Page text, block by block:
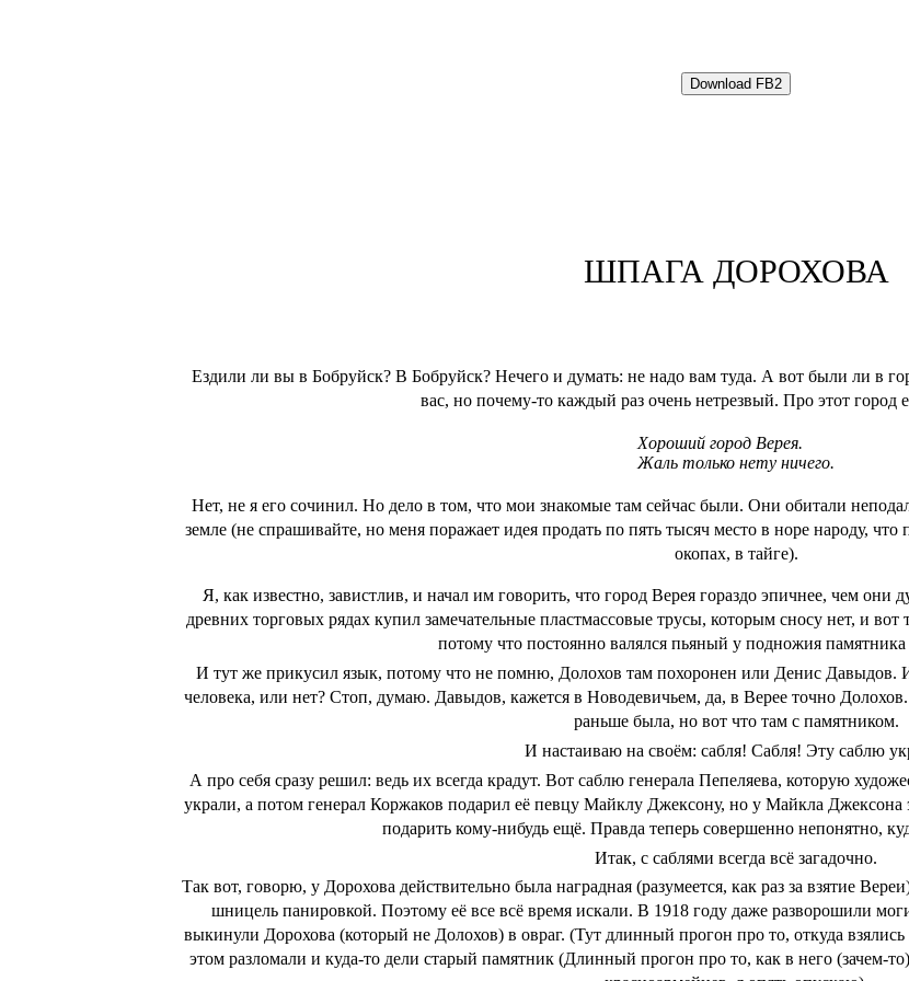
ШПАГА ДОРОХОВА
Ездили ли вы в Бобруйск? В Бобруйск? Нечего и думать: не надо вам туда. А вот были ли в
вас, но почему-то каждый раз очень нетрезвый. Про этот город
Хороший город Верея.
Жаль только нету ничего.
Нет, не я его сочинил. Но дело в том, что мои знакомые там сейчас были. Они обитали
земле (не спрашивайте, но меня поражает идея продать по пять тысяч место в норе народу,
окопах, в тайге).
Я, как известно, завистлив, и начал им говорить, что город Верея гораздо эпичнее, чем они
древних торговых рядах купил замечательные пластмассовые трусы, которым сносу нет, и
потому что постоянно валялся пьяный у подножия
И тут же прикусил язык, потому что не помню, Долохов там похоронен или Денис Давыдов.
человека, или нет? Стоп, думаю. Давыдов, кажется в Новодевичьем, да, в Верее точно
раньше была, но вот что там с памятником.
И настаиваю на своём: сабля! Сабля! Эту саблю
А про себя сразу решил: ведь их всегда крадут. Вот саблю генерала Пепеляева, которую
украли, а потом генерал Коржаков подарил её певцу Майклу Джексону, но у Майкла
подарить кому-нибудь ещё. Правда теперь совершенно непонятно,
Итак, с саблями всегда всё загадочно.
Так вот, говорю, у Дорохова действительно была наградная (разумеется, как раз за взятие
шницель панировкой. Поэтому её все всё время искали. В 1918 году даже разворошили
выкинули Дорохова (который не Долохов) в овраг. (Тут длинный прогон про то, откуда
этом разломали и куда-то дели старый памятник (Длинный прогон про то, как в него (зачем-